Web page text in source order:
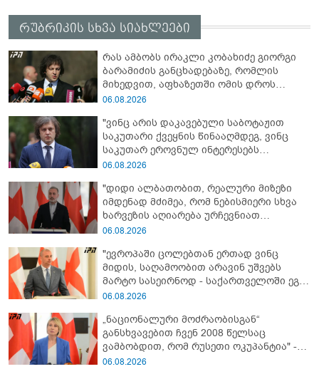
რუბრიკის სხვა სიახლეები
რას ამბობს ირაკლი კობახიძე გიორგი
ბარამიძის განცხადებაზე, რომლის
მიხედვით, აფხაზეთში ომის დროს
„ჩვენებს ტყვეები არ აჰყავდათ"
06.08.2026
"ვინც არის დაკავებული საბოტაჟით
საკუთარი ქვეყნის წინააღმდეგ, ვინც
საკუთარ ეროვნულ ინტერესებს
უპირისპირდება, ყველამ უნდა იცოდეს,
ირაკლი კობახიძე
06.08.2026
"დიდი ალბათობით, რეალური მიზეზი
იმდენად მძიმეა, რომ ნებისმიერი სხვა
ხარვეზის აღიარება ურჩევნიათ
ნამდვილი მიზეზის გამოაშკარავებას" -
გათიშვაზე
06.08.2026
"ევროპაში ცოლებთან ერთად ვინც
მიდის, საღამოობით არავინ უშვებს
მარტო სასეირნოდ - საქართველოში ეგ
პრობლემა არ არის!" - ლევან
06.08.2026
„ნაციონალური მოძრაობისგან“
განსხვავებით ჩვენ 2008 წელსაც
ვამბობდით, რომ რუსეთი ოკუპანტია" -
ნინო წილოსანი
06.08.2026